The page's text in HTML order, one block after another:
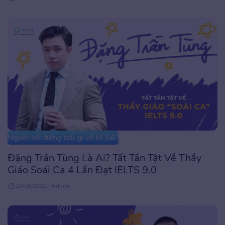
Người nổi tiếng nói gì về ELSA?
Đặng Trần Tùng Là Ai? Tất Tần Tật Về Thầy
Giáo Soái Ca 4 Lần Đạt IELTS 9.0
28/06/2022 | Admin